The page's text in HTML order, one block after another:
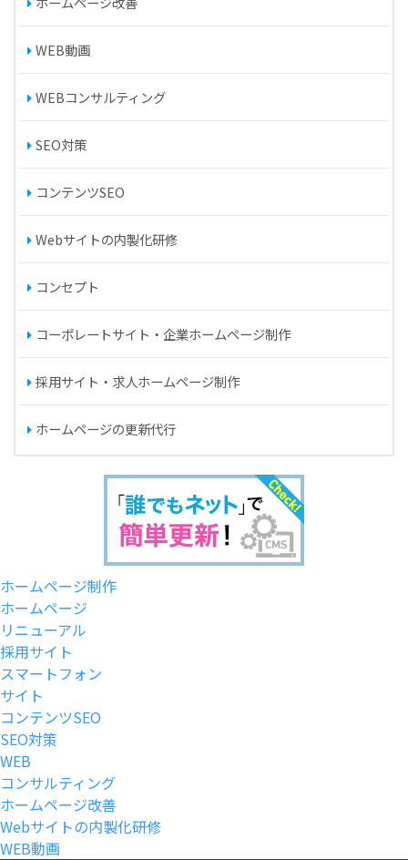
WEB動画
WEBコンサルティング
SEO対策
コンテンツSEO
Webサイトの内製化研修
コンセプト
コーポレートサイト・企業ホームページ制作
採用サイト・求人ホームページ制作
ホームページの更新代行
ホームページ制作
ホームページ
リニューアル
採用サイト
スマートフォン
サイト
コンテンツSEO
SEO対策
WEB
コンサルティング
ホームページ改善
Webサイトの内製化研修
WEB動画